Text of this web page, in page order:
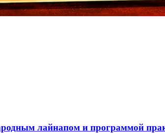
лайнапом и программой